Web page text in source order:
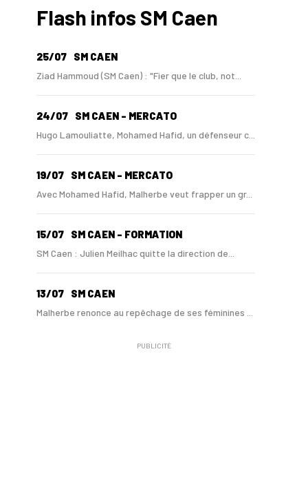
Flash infos SM Caen
25/07 SM CAEN
Ziad Hammoud (SM Caen) : "Fier que le club, not...
24/07 SM CAEN - MERCATO
Hugo Lamouliatte, Mohamed Hafid, un défenseur c...
19/07 SM CAEN - MERCATO
Avec Mohamed Hafid, Malherbe veut frapper un gr...
15/07 SM CAEN - FORMATION
SM Caen : Julien Meilhac quitte la direction de...
13/07 SM CAEN
Malherbe renonce au repêchage de ses féminines ...
PUBLICITÉ